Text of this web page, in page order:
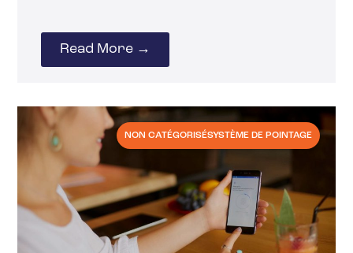
Read More →
NON CATÉGORISÉSYSTÈME DE POINTAGE